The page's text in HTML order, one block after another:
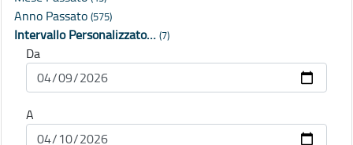
Anno Passato (575)
Intervallo Personalizzato… (7)
Da
A